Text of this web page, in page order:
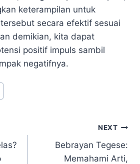
keterampilan untuk
secara efektif sesuai
demikian, kita dapat
positif impuls sambil
negatifnya.
NEXT
Bebrayan Tegese:
Memahami Arti,